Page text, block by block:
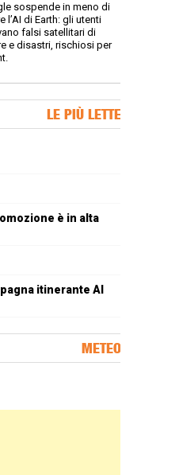
sospende in meno di
l’AI di Earth: gli utenti
falsi satellitari di
e disastri, rischiosi per
LE PIÙ LETTE
è in alta
itinerante Al
METEO